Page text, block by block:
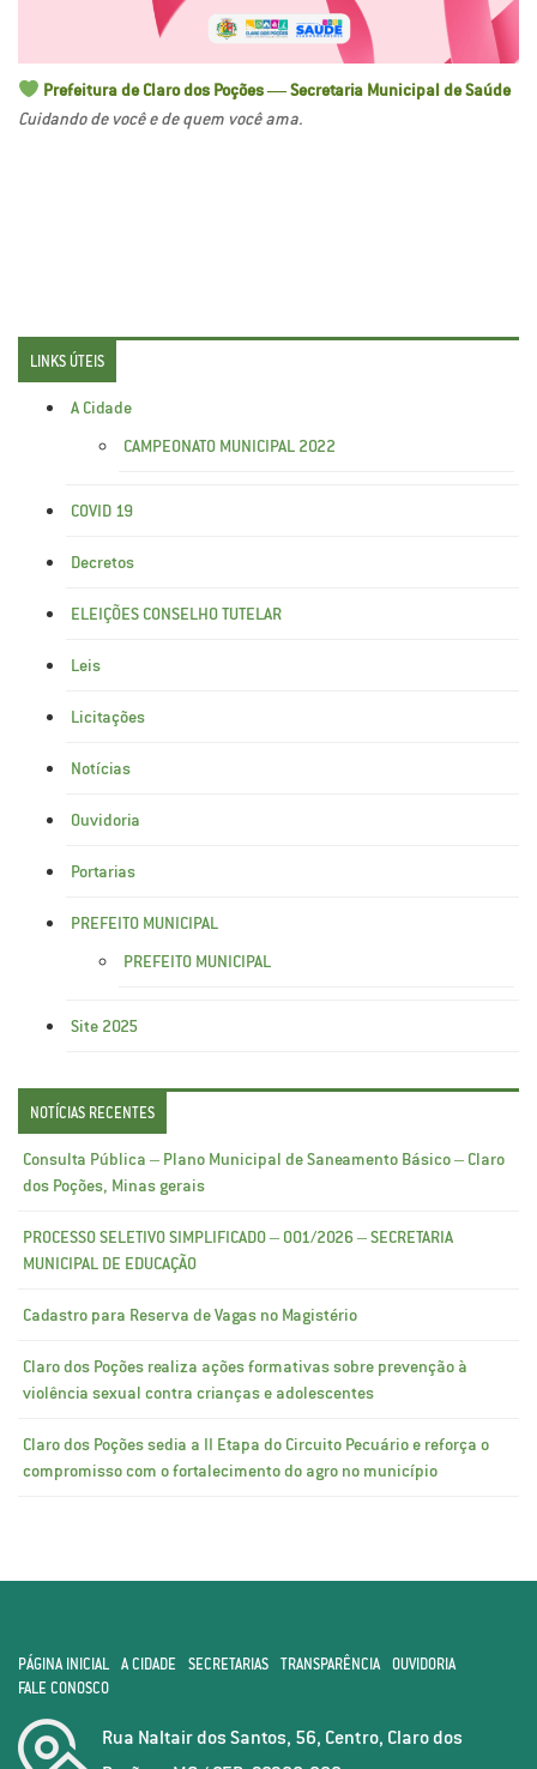
Prefeitura de Claro dos Poções — Secretaria Municipal de Saúde
Cuidando de você e de quem você ama.
LINKS ÚTEIS
A Cidade
CAMPEONATO MUNICIPAL 2022
COVID 19
Decretos
ELEIÇÕES CONSELHO TUTELAR
Leis
Licitações
Notícias
Ouvidoria
Portarias
PREFEITO MUNICIPAL
PREFEITO MUNICIPAL
Site 2025
NOTÍCIAS RECENTES
Consulta Pública – Plano Municipal de Saneamento Básico – Claro
dos Poções, Minas gerais
PROCESSO SELETIVO SIMPLIFICADO – 001/2026 – SECRETARIA
MUNICIPAL DE EDUCAÇÃO
Cadastro para Reserva de Vagas no Magistério
Claro dos Poções realiza ações formativas sobre prevenção à
violência sexual contra crianças e adolescentes
Claro dos Poções sedia a II Etapa do Circuito Pecuário e reforça o
compromisso com o fortalecimento do agro no município
PÁGINA INICIAL A CIDADE SECRETARIAS TRANSPARÊNCIA
OUVIDORIA
FALE CONOSCO
Rua Naltair dos Santos, 56, Centro, Claro dos